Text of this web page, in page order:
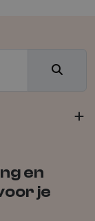
en
je